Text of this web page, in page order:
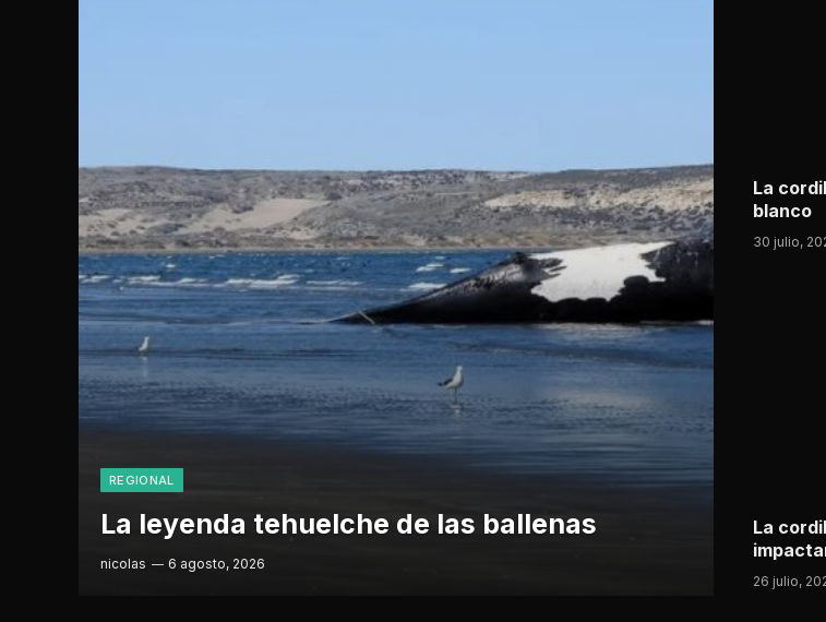
REGIONAL
La leyenda tehuelche de las ballenas
nicolas 6 agosto, 2026
La
blanco
30 julio,
La
Lago
26 julio,